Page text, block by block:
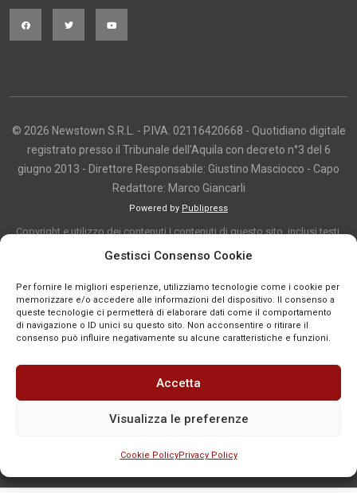
Gestisci Consenso Cookie
Per fornire le migliori esperienze, utilizziamo tecnologie come i cookie per
memorizzare e/o accedere alle informazioni del dispositivo. Il consenso a
queste tecnologie ci permetterà di elaborare dati come il comportamento
di navigazione o ID unici su questo sito. Non acconsentire o ritirare il
consenso può influire negativamente su alcune caratteristiche e funzioni.
Accetta
Visualizza le preferenze
Cookie PolicyPrivacy Policy
© 2026 Newstown S.R.L. - P.IVA: 02116420668 - Quotidiano digitale
registrato presso il Tribunale dell'Aquila con decreto n°3 del 6
giugno 2013 - Direttore Responsabile: Giustino Masciocco - Capo
Redattore: Marco Giancarli
Powered by Publipress
Copyright e utilizzo dei contenuti I contenuti di questo sito, inclusi testi,
articoli, immagini, fotografie, video e grafica, sono protetti da copyright e
indicazione. La riproduzione totale o parziale dei contenuti è consentita
solo previa autorizzazione o citando chiaramente la fonte, con link diretto
alla pagina originale, quando previsto. I contenuti provenienti da terze
parti sono pubblicati a fini informativi e restano di proprietà dei legittimi
titolari dei diritti. Se un contenuto viola diritti d’autore o norme vigenti, è
possibile segnalarlo per la verifica e l’eventuale rimozione tramite
comunicazione mail all'indirizzo redazione@news-town.it